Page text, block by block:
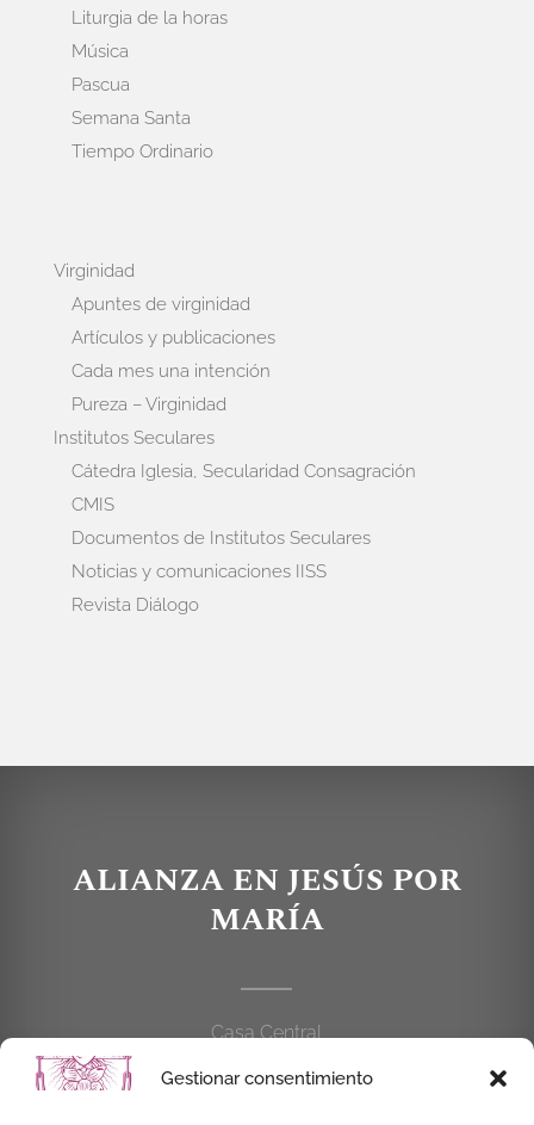
Gestionar consentimiento
Liturgia de la horas
Música
Pascua
Semana Santa
Tiempo Ordinario
Virginidad
Apuntes de virginidad
Artículos y publicaciones
Cada mes una intención
Pureza – Virginidad
Institutos Seculares
Cátedra Iglesia, Secularidad Consagración
CMIS
Documentos de Institutos Seculares
Noticias y comunicaciones IISS
Revista Diálogo
ALIANZA EN JESÚS POR
MARÍA
Casa Central